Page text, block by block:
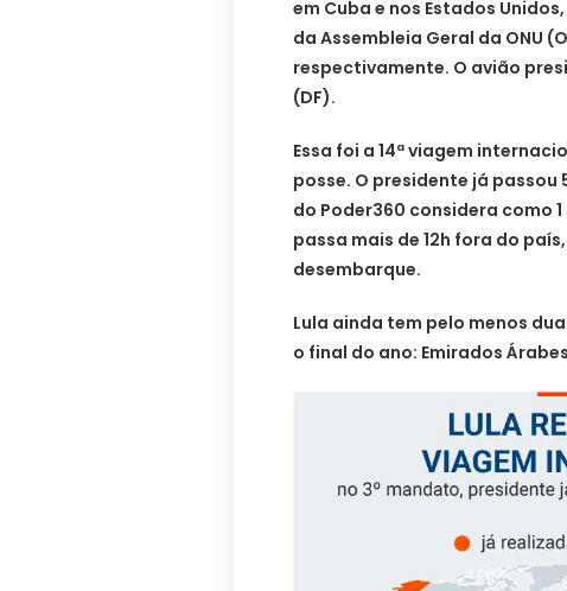
em Cuba e nos Estados
da Assembleia Geral da ONU
respectivamente. O avião
(DF).
Essa foi a 14ª viagem
posse. O presidente já
do Poder360 considera como
passa mais de 12h fora do
desembarque.
Lula ainda tem pelo menos
o final do ano: Emirados